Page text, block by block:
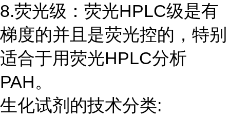
8.荧光级：荧光HPLC级是有
梯度的并且是荧光控的，特别
适合于用荧光HPLC分析
PAH。
生化试剂的技术分类: